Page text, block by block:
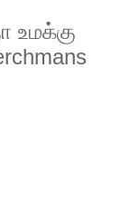
உமக்கு